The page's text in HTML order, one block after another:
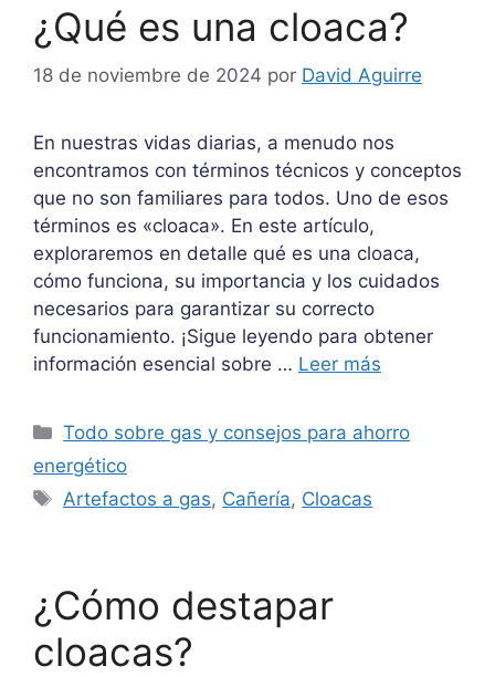
¿Qué es una cloaca?
18 de noviembre de 2024 por David Aguirre
En nuestras vidas diarias, a menudo nos
encontramos con términos técnicos y conceptos
que no son familiares para todos. Uno de esos
términos es «cloaca». En este artículo,
exploraremos en detalle qué es una cloaca,
cómo funciona, su importancia y los cuidados
necesarios para garantizar su correcto
funcionamiento. ¡Sigue leyendo para obtener
información esencial sobre … Leer más
Categorías
Todo sobre gas y consejos para ahorro
energético
Etiquetas
Artefactos a gas, Cañería, Cloacas
¿Cómo destapar
cloacas?